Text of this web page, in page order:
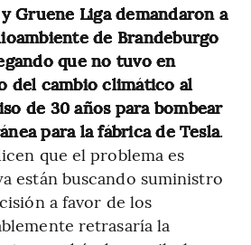
Gruene Liga demandaron a
de Brandeburgo
que no tuvo en
del cambio climático al
de 30 años para bombear
para la fábrica de Tesla.
que el problema es
están buscando suministro
a favor de los
retrasaría la